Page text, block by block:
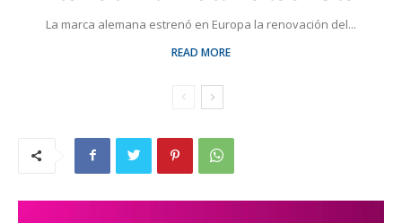
La marca alemana estrenó en Europa la renovación del...
READ MORE